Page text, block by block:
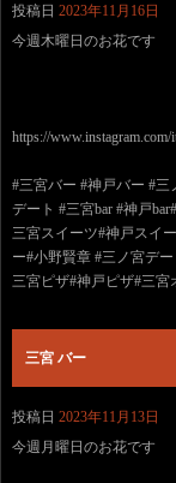
投稿日 2023年11月16日
今週木曜日のお花です
https://www.instagram.com/
#三宮バー #神戸バー #
デート #三宮bar #神戸
三宮スイーツ#神戸スイ
ー#小野賢章 #三ノ宮デ
三宮ピザ#神戸ピザ#三
三宮 バー
投稿日 2023年11月13日
今週月曜日のお花です